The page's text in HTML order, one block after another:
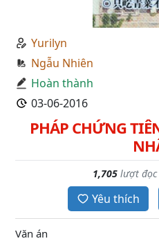
Yurilyn
Ngẫu Nhiên
Hoàn thành
03-06-2016
PHÁP CHỨNG
1,705 lượt đọc
Yêu thích
Văn án